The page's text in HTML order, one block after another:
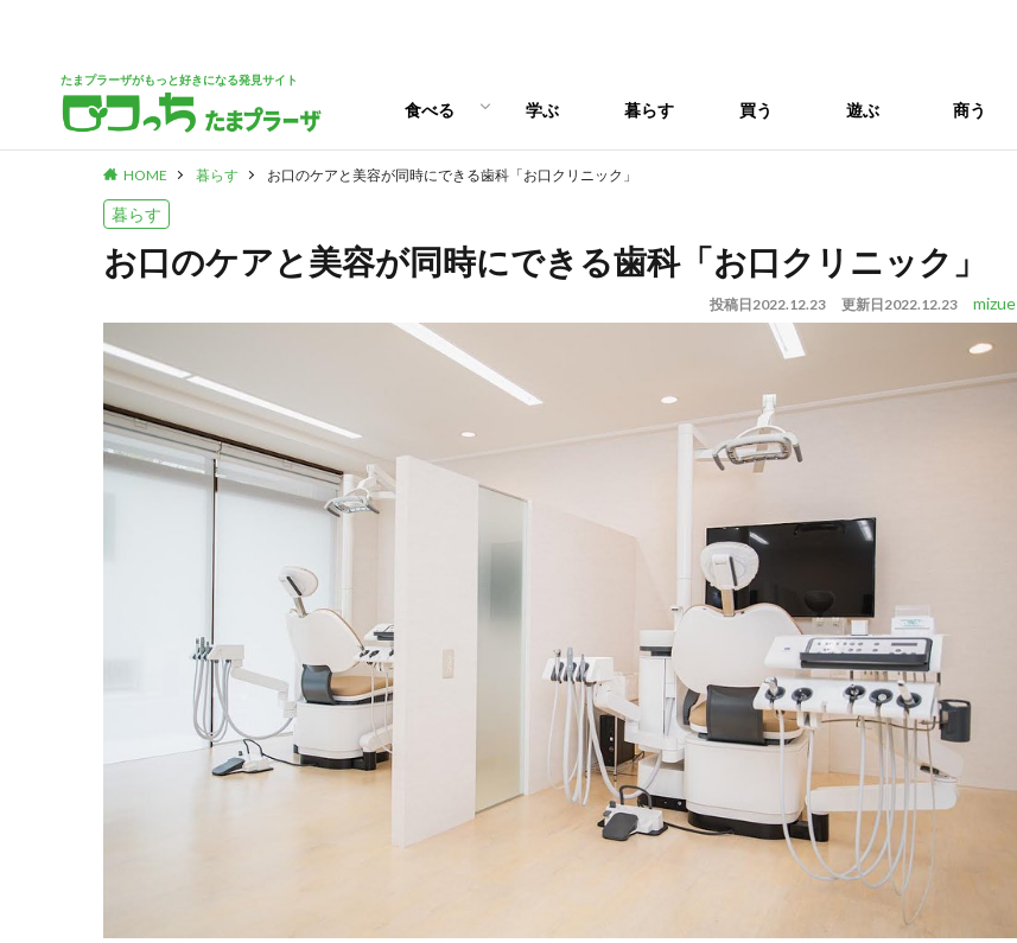
たまプラーザがもっと好きになる発見サイト
食べる
パン
スイーツ
ランチ
カフェ
学ぶ 暮らす 買う 遊ぶ 商う
HOME 暮らす お口のケアと美容が同時にできる歯科「お口クリニック」
暮らす
お口のケアと美容が同時にできる歯科「お口クリニック」
投稿日2022.12.23 更新日2022.12.23 mizue